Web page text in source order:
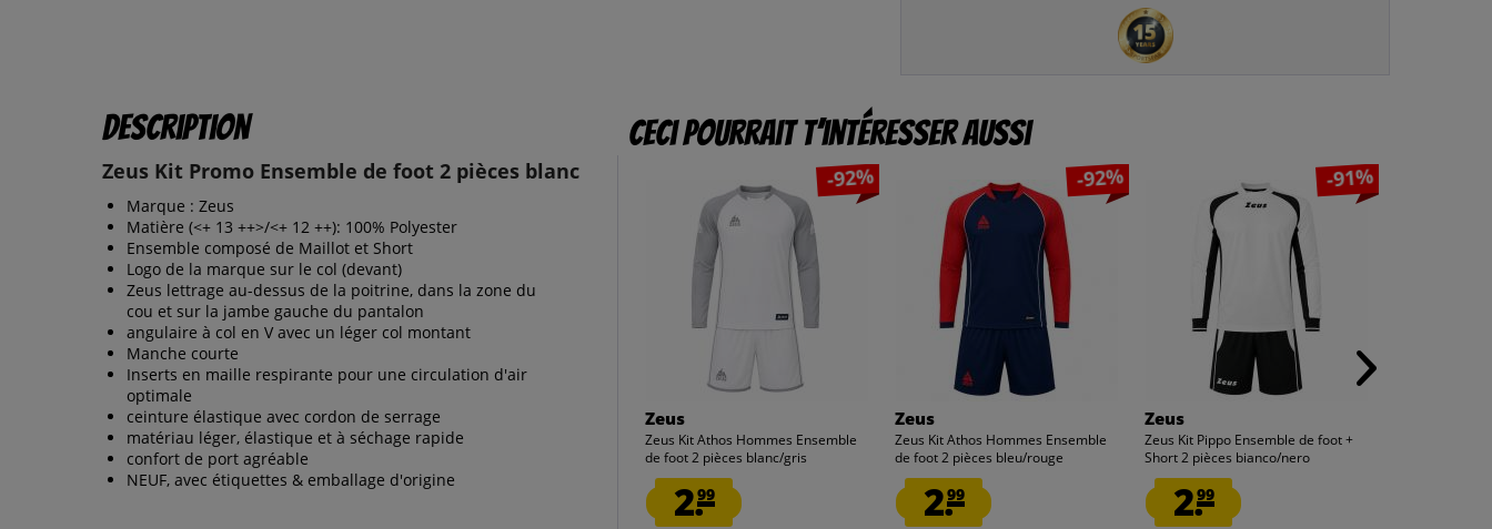
Description
Zeus Kit Promo Ensemble de foot 2 pièces blanc
Marque : Zeus
Matière (<+ 13 ++>/<+ 12 ++): 100% Polyester
Ensemble composé de Maillot et Short
Logo de la marque sur le col (devant)
Zeus lettrage au-dessus de la poitrine, dans la zone du
cou et sur la jambe gauche du pantalon
angulaire à col en V avec un léger col montant
Manche courte
Inserts en maille respirante pour une circulation d'air
optimale
ceinture élastique avec cordon de serrage
matériau léger, élastique et à séchage rapide
confort de port agréable
NEUF, avec étiquettes & emballage d'origine
Ceci pourrait t’intéresser aussi
-92%
Zeus
Zeus Kit Athos Hommes Ensemble
de foot 2 pièces blanc/gris
2.99
-92%
Zeus
Zeus Kit Athos Hommes Ensemble
de foot 2 pièces bleu/rouge
2.99
-91%
Zeus
Zeus Kit Pippo Ensemble de foot +
Short 2 pièces bianco/nero
2.99